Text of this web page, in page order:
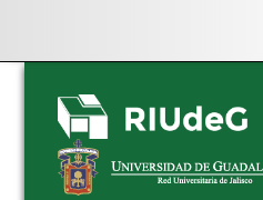
Skip
navigation